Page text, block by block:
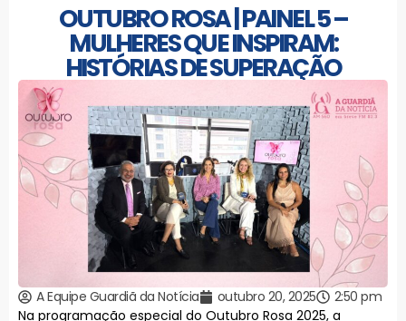
OUTUBRO ROSA | PAINEL 5 –
MULHERES QUE INSPIRAM:
HISTÓRIAS DE SUPERAÇÃO
A Equipe Guardiã da Notícia outubro 20, 2025
2:50 pm
Na programação especial do Outubro Rosa 2025, a